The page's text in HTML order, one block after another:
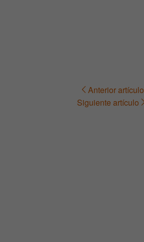
Navegación Anterior artículo
Siguiente artículo